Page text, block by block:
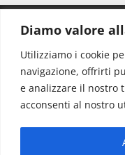
Diamo valore
Utilizziamo i cookie
navigazione, offrirti
e analizzare il nostro
acconsenti al nostro
Redazione:
Direttore:
Info &